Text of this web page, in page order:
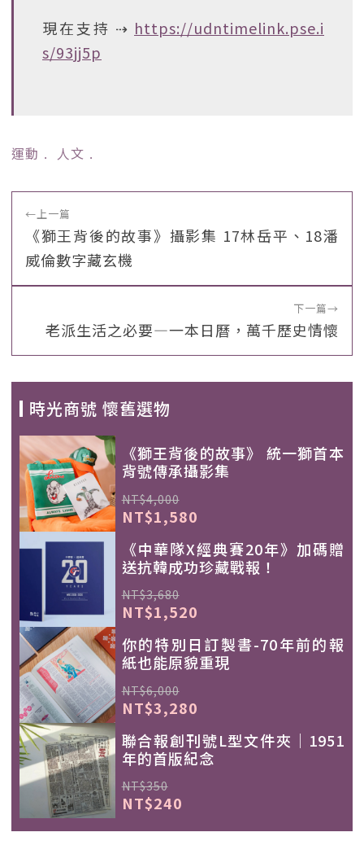
現在支持 ⇢ https://udntimelink.pse.i
s/93jj5p
運動 ﹒ 人文 ﹒
←上一篇
《獅王背後的故事》攝影集 17林岳平、18潘
威倫數字藏玄機
下一篇→
老派生活之必要—一本日曆，萬千歷史情懷
時光商號 懷舊選物
《獅王背後的故事》 統一獅首本
背號傳承攝影集
NT$4,000
NT$1,580
《中華隊X經典賽20年》加碼贈
送抗韓成功珍藏戰報！
NT$3,680
NT$1,520
你的特別日訂製書-70年前的報
紙也能原貌重現
NT$6,000
NT$3,280
聯合報創刊號L型文件夾｜1951
年的首版紀念
NT$350
NT$240